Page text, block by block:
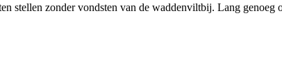
stellen zonder vondsten van de waddenviltbij. Lang genoeg